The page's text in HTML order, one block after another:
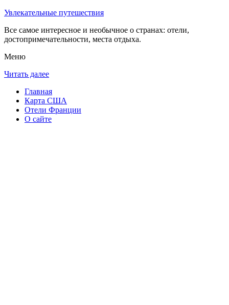
Увлекательные путешествия
Все самое интересное и необычное о странах: отели,
достопримечательности, места отдыха.
Меню
Читать далее
Главная
Карта США
Отели Франции
О сайте